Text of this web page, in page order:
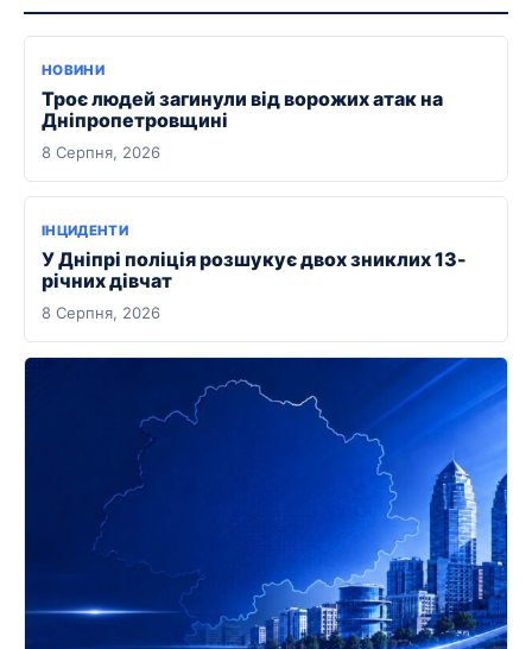
НОВИНИ
Троє людей загинули від ворожих атак на
Дніпропетровщині
8 Серпня, 2026
ІНЦИДЕНТИ
У Дніпрі поліція розшукує двох зниклих 13-
річних дівчат
8 Серпня, 2026